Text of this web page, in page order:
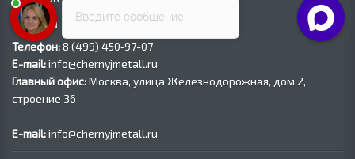
Москва
Телефон:8 (499) 450‑97-07
E-mail:info@chernyjmetall.ru
Главный офис:Москва, улица Железнодорожная, дом 2,
строение 36
E-mail:info@chernyjmetall.ru
Введите сообщение